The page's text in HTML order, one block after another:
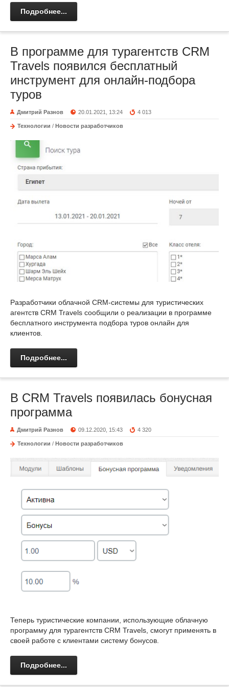
Подробнее...
В программе для турагентств CRM
Travels появился бесплатный
инструмент для онлайн-подбора
туров
Дмитрий Разнов 20.01.2021, 13:24 4 013
Технологии / Новости разработчиков
Разработчики облачной CRM-системы для туристических
агентств CRM Travels сообщили о реализации в программе
бесплатного инструмента подбора туров онлайн для
клиентов.
Подробнее...
В CRM Travels появилась бонусная
программа
Дмитрий Разнов 09.12.2020, 15:43 4 320
Технологии / Новости разработчиков
Теперь туристические компании, использующие облачную
программу для турагентств CRM Travels, смогут применять в
своей работе с клиентами систему бонусов.
Подробнее...